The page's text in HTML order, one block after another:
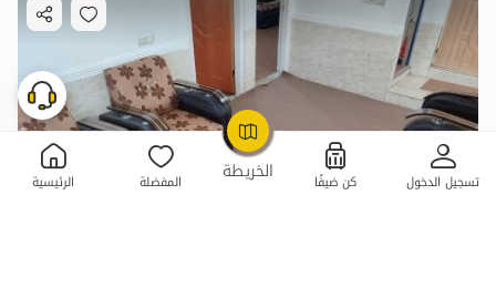
الخريطة تسجيل الدخول كن ضيفًا المفضلة الرئيسية
OpenStreetMap